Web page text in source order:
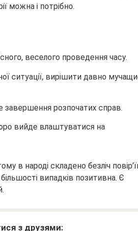
можна і потрібно.
веселого проведення часу.
ситуації, вирішити давно
завершення розпочатих справ.
вийде влаштуватися на
в народі складено безліч
випадків позитивна. Є
з друзями: